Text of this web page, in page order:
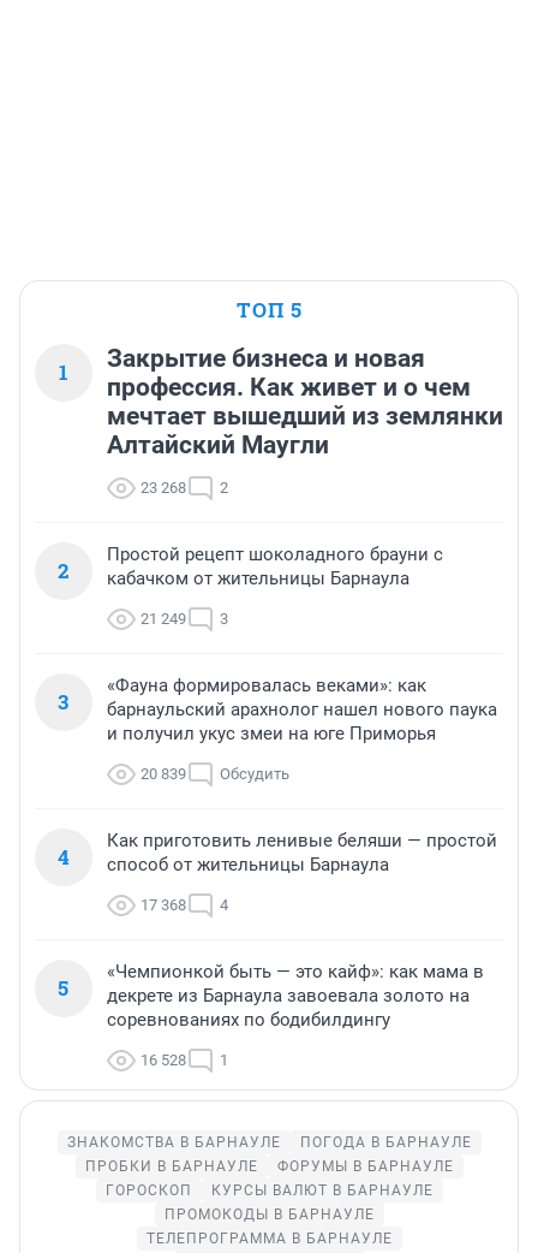
ТОП 5
1
Закрытие бизнеса и новая
профессия. Как живет и о чем
мечтает вышедший из землянки
Алтайский Маугли
23 268 2
2
Простой рецепт шоколадного брауни с
кабачком от жительницы Барнаула
21 249 3
3
«Фауна формировалась веками»: как
барнаульский арахнолог нашел нового паука
и получил укус змеи на юге Приморья
20 839 Обсудить
4
Как приготовить ленивые беляши — простой
способ от жительницы Барнаула
17 368 4
5
«Чемпионкой быть — это кайф»: как мама в
декрете из Барнаула завоевала золото на
соревнованиях по бодибилдингу
16 528 1
ЗНАКОМСТВА В БАРНАУЛЕ
ПОГОДА В БАРНАУЛЕ
ПРОБКИ В БАРНАУЛЕ
ФОРУМЫ В БАРНАУЛЕ
ГОРОСКОП
КУРСЫ ВАЛЮТ В БАРНАУЛЕ
ПРОМОКОДЫ В БАРНАУЛЕ
ТЕЛЕПРОГРАММА В БАРНАУЛЕ